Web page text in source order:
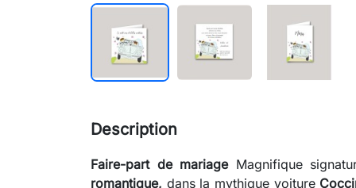
Description
Faire-part de mariage Magnifique
romantique, dans la mythique voiture